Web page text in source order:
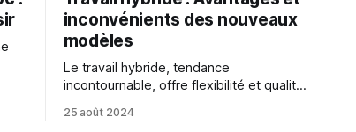
inconvénients des nouveaux
modèles
Le travail hybride, tendance
incontournable, offre flexibilité et qualité
inconvénients comme perte de contact
25 août 2024